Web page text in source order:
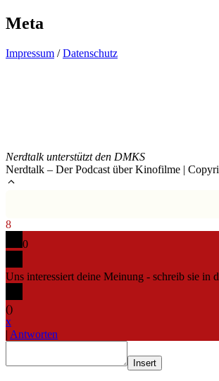
Meta
Impressum /Datenschutz
Nerdtalk unterstützt den DMKS
Nerdtalk – Der Podcast über Kinofilme |
8
0
Uns interessiert deine Meinung - schreib sie in
()
x
| Antworten
Insert